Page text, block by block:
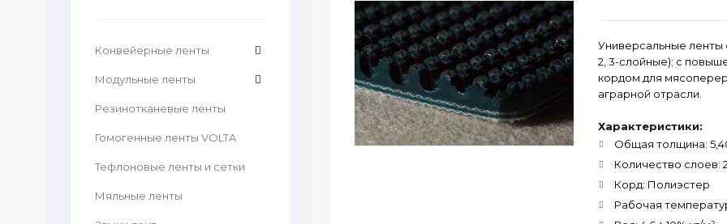
Универсальные ленты
2, 3-слойные); с
кордом для
аграрной отрасли.
Характеристики:
Общая толщина:
Количество слоев: 2
Корд: Полиэстер
Рабочая
Конвейерные ленты
Модульные ленты
Резинотканевые ленты
Гомогенные ленты VOLTA
Тефлоновые ленты и сетки
Мяльные ленты